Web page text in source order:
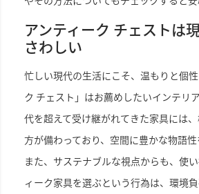
アンティーク チェストは
さわしい
忙しい現代の生活にこそ、温もりと個
ク チェスト」はお薦めしたいインテリ
代を超えて受け継がれてきた家具には
方が備わっており、空間に豊かな物語性
また、サステナブルな視点からも、使
ィーク家具を選ぶという行為は、環境